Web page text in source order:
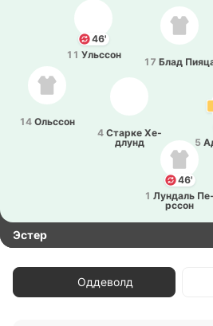
46'
1 Лу­ндаль Пе­
рссон
4 Старке Хе­
длунд
14 Ольссон
5
46'
11 Ульссон
17 Блад
Эстер
Оддеволд